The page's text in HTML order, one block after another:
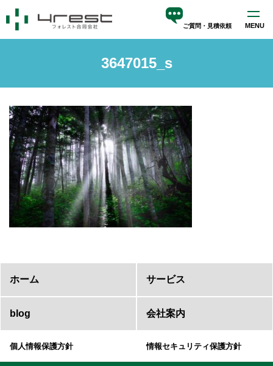
ご質問・見積依頼 MENU
会社案内
3647015_s
ホーム サービス
blog 会社案内
個人情報保護方針 情報セキュリティ保護方針